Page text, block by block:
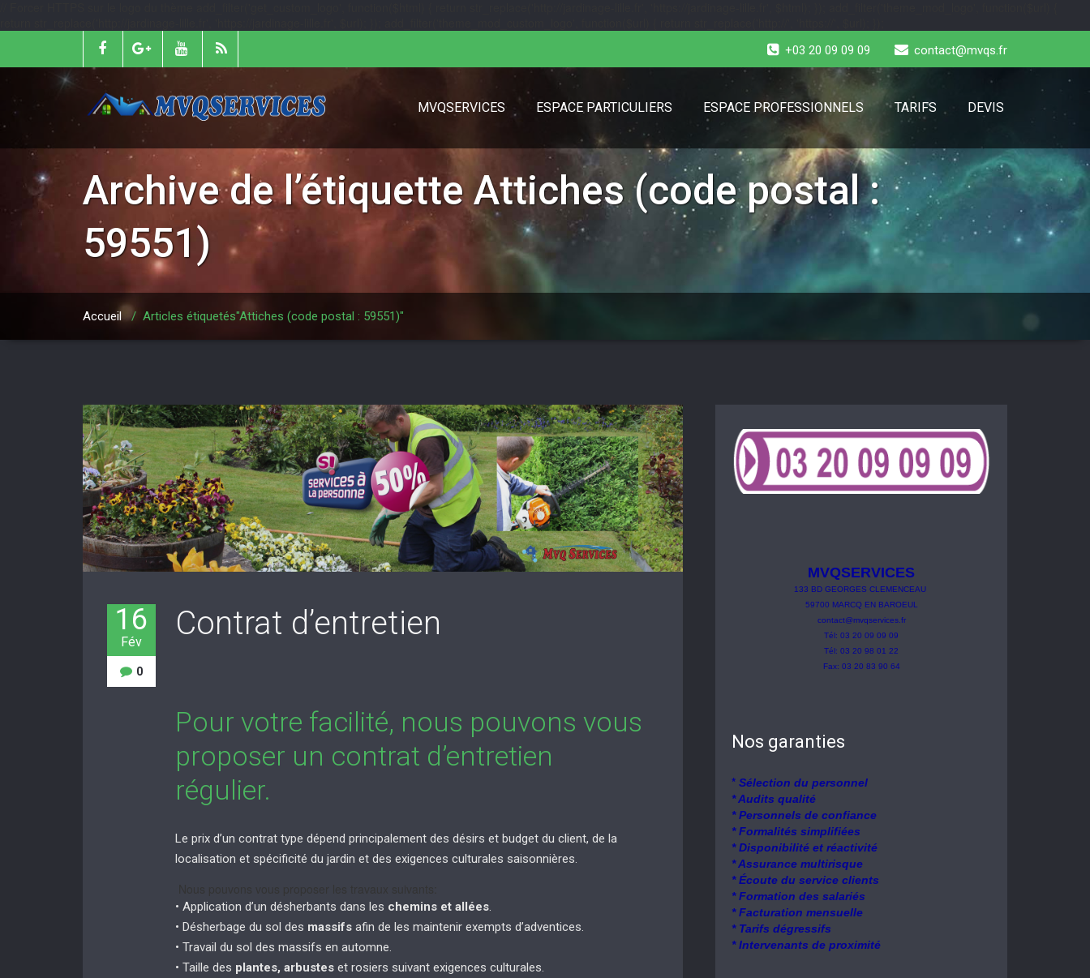
+03 20 09 09 09 contact@mvqs.fr
MVQSERVICES ESPACE PARTICULIERS ESPACE PROFESSIONNELS TARIFS DEVIS
Archive de l’étiquette Attiches (code postal :
59551)
Accueil/ Articles étiquetés"Attiches (code postal : 59551)"
16
Fév
0
Contrat d’entretien
Pour votre facilité, nous pouvons vous
proposer un contrat d’entretien
régulier.
Le prix d’un contrat type dépend principalement des désirs et budget du client, de la
localisation et spécificité du jardin et des exigences culturales saisonnières.
• Application d’un désherbants dans les chemins et allées.
• Désherbage du sol des massifsafin de les maintenir exempts d’adventices.
• Travail du sol des massifs en automne.
• Taille des plantes, arbusteset rosiers suivant exigences culturales.
MVQSERVICES
133 BD GEORGES CLEMENCEAU
59700 MARCQ EN BAROEUL
contact@mvqservices.fr
Tél: 03 20 09 09 09
Tél: 03 20 98 01 22
Fax: 03 20 83 90 64
Nos garanties
* Sélection du personnel
* Audits qualité
* Personnels de confiance
* Formalités simplifiées
* Disponibilité et réactivité
* Assurance multirisque
* Écoute du service clients
* Formation des salariés
* Facturation mensuelle
* Tarifs dégressifs
* Intervenants de proximité